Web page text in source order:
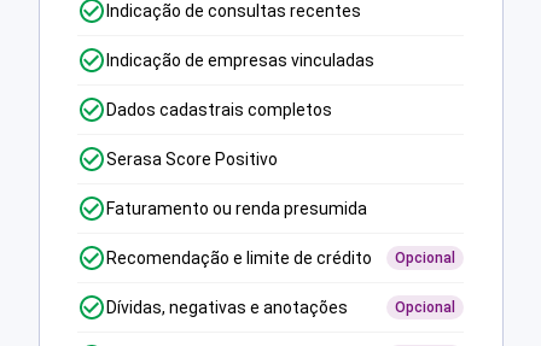
Indicação de consultas recentes
Indicação de empresas vinculadas
Dados cadastrais completos
Serasa Score Positivo
Faturamento ou renda presumida
Recomendação e limite de crédito Opcional
Dívidas, negativas e anotações Opcional